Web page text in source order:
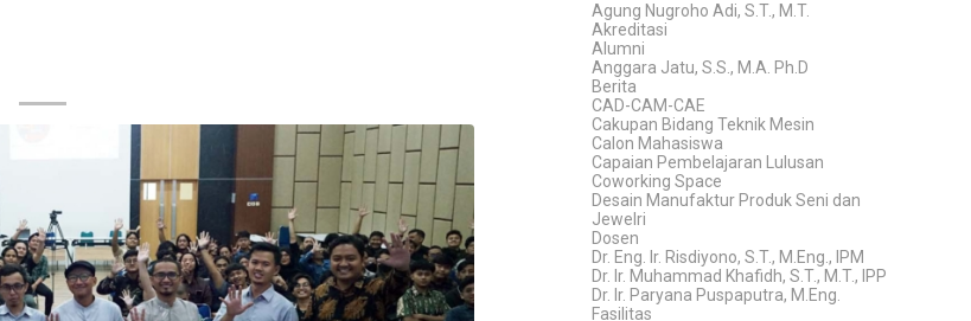
Agung Nugroho Adi, S.T., M.T.
Akreditasi
Alumni
Anggara Jatu, S.S., M.A. Ph.D
Berita
CAD-CAM-CAE
Cakupan Bidang Teknik Mesin
Calon Mahasiswa
Capaian Pembelajaran Lulusan
Coworking Space
Desain Manufaktur Produk Seni dan
Jewelri
Dosen
Dr. Eng. Ir. Risdiyono, S.T., M.Eng., IPM
Dr. Ir. Muhammad Khafidh, S.T., M.T., IPP
Dr. Ir. Paryana Puspaputra, M.Eng.
Fasilitas